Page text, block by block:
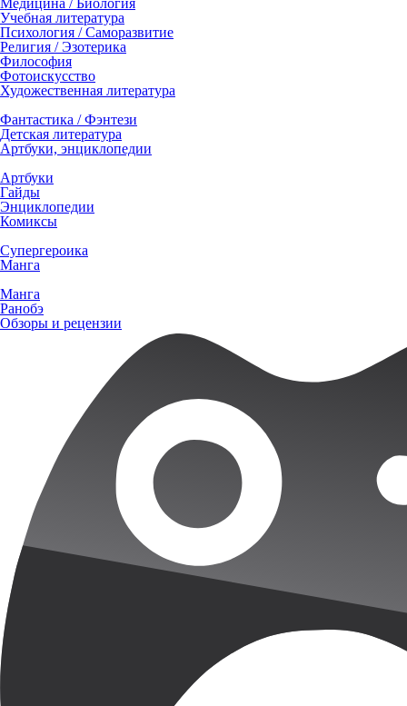
Медицина / Биология
Учебная литература
Психология / Саморазвитие
Религия / Эзотерика
Философия
Фотоискусство
Художественная литература
Фантастика / Фэнтези
Детская литература
Артбуки, энциклопедии
Артбуки
Гайды
Энциклопедии
Комиксы
Супергероика
Манга
Манга
Ранобэ
Обзоры и рецензии